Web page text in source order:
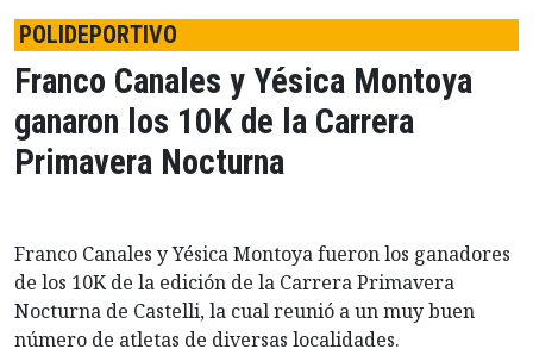
POLIDEPORTIVO
Franco Canales y Yésica Montoya
ganaron los 10K de la Carrera
Primavera Nocturna
Franco Canales y Yésica Montoya fueron los ganadores
de los 10K de la edición de la Carrera Primavera
Nocturna de Castelli, la cual reunió a un muy buen
número de atletas de diversas localidades.